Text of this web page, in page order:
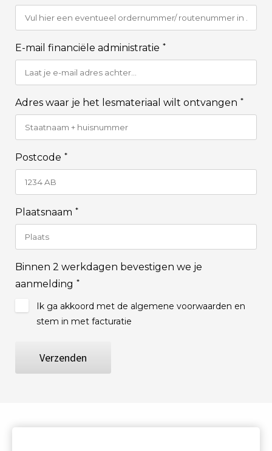
E-mail financiële administratie *
Adres waar je het lesmateriaal wilt ontvangen *
Postcode *
Plaatsnaam *
Binnen 2 werkdagen bevestigen we je
aanmelding *
Ik ga akkoord met de algemene voorwaarden en
stem in met facturatie
Verzenden